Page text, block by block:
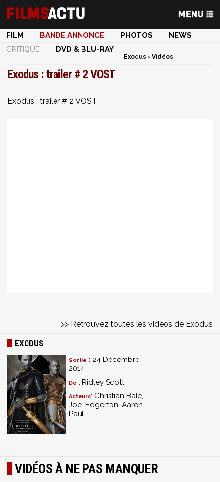
FILM BANDE ANNONCE PHOTOS
NEWS
CRITIQUE
DVD & BLU-RAY
Exodus › Vidéos
Exodus : trailer # 2 VOST
Exodus : trailer # 2 VOST
>> Retrouvez toutes les vidéos de Exodus
EXODUS
Sortie : 24 Décembre
2014
De : Ridley Scott
Acteurs: Christian Bale,
Joel Edgerton, Aaron
Paul...
VIDÉOS À NE PAS MANQUER